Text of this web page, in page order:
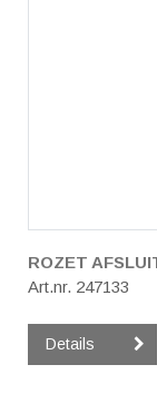
ROZET
Art.nr. 247133
Details